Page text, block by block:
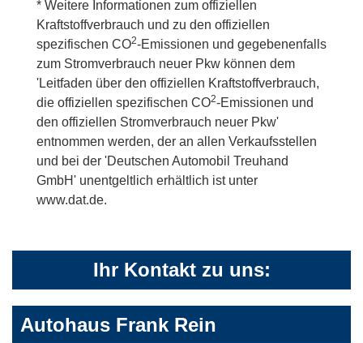
* Weitere Informationen zum offiziellen
Kraftstoffverbrauch und zu den offiziellen
spezifischen CO2-Emissionen und gegebenenfalls
zum Stromverbrauch neuer Pkw können dem
'Leitfaden über den offiziellen Kraftstoffverbrauch,
die offiziellen spezifischen CO2-Emissionen und
den offiziellen Stromverbrauch neuer Pkw'
entnommen werden, der an allen Verkaufsstellen
und bei der 'Deutschen Automobil Treuhand
GmbH' unentgeltlich erhältlich ist unter
www.dat.de.
Ihr Kontakt zu uns:
Autohaus Frank Rein